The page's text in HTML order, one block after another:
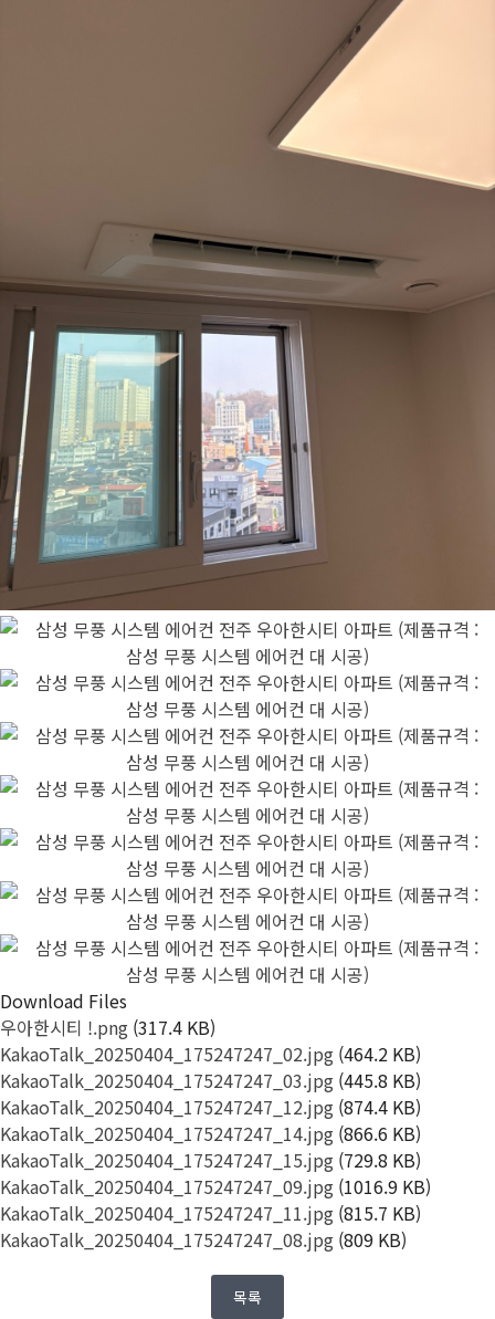
Download Files
우아한시티 !.png (317.4 KB)
KakaoTalk_20250404_175247247_02.jpg (464.2 KB)
KakaoTalk_20250404_175247247_03.jpg (445.8 KB)
KakaoTalk_20250404_175247247_12.jpg (874.4 KB)
KakaoTalk_20250404_175247247_14.jpg (866.6 KB)
KakaoTalk_20250404_175247247_15.jpg (729.8 KB)
KakaoTalk_20250404_175247247_09.jpg (1016.9 KB)
KakaoTalk_20250404_175247247_11.jpg (815.7 KB)
KakaoTalk_20250404_175247247_08.jpg (809 KB)
목록